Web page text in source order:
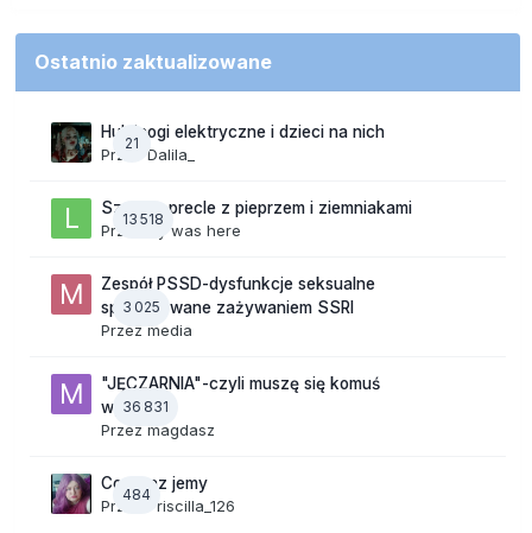
Ostatnio zaktualizowane
21
Hulajnogi elektryczne i dzieci na nich
Przez Dalila_
13 518
Szalone precle z pieprzem i ziemniakami
Przez lily was here
3 025
Zespół PSSD-dysfunkcje seksualne
spowodowane zażywaniem SSRI
Przez media
36 831
"JĘCZARNIA"-czyli muszę się komuś
wyżalić!
Przez magdasz
484
Co teraz jemy
PrzezPriscilla_126